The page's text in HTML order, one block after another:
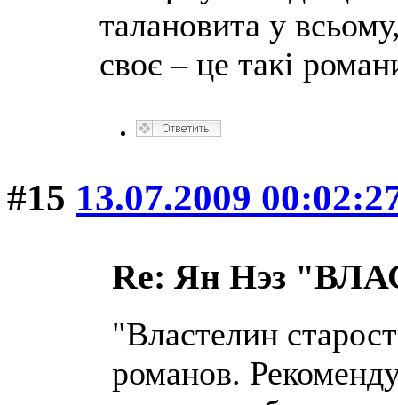
талановита у
своє – це такі
#15 13.07.2009
Re: Ян Нэз
"Властелин
романов.